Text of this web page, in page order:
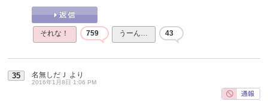
それな！ 759 うーん… 43
35 名無しだＪ より
2016年1月8日 1:06 PM